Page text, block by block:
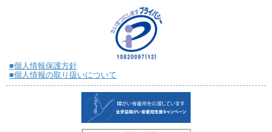
■個人情報保護方針
■個人情報の取り扱いについて